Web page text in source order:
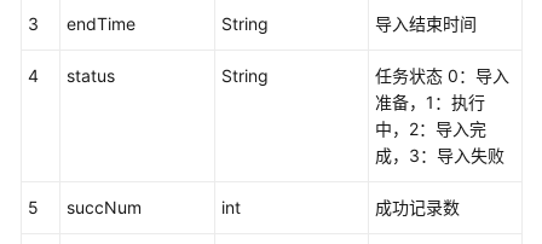
接
接
3 endTime String 导入结束时间
4 status String
任务状态 0：导入
准备，1：执行
中，2：导入完
成，3：导入失败
5 succNum int 成功记录数